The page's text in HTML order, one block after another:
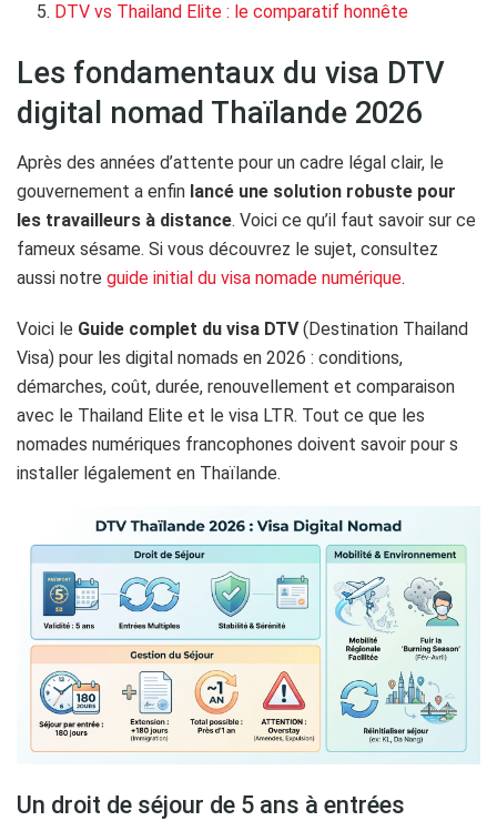
DTV vs Thailand Elite : le comparatif honnête
Les fondamentaux du visa DTV
digital nomad Thaïlande 2026
Après des années d’attente pour un cadre légal clair, le
gouvernement a enfin lancé une solution robuste pour
les travailleurs à distance. Voici ce qu’il faut savoir sur ce
fameux sésame. Si vous découvrez le sujet, consultez
aussi notre guide initial du visa nomade numérique.
Voici le Guide complet du visa DTV(Destination Thailand
Visa) pour les digital nomads en 2026 : conditions,
démarches, coût, durée, renouvellement et comparaison
avec le Thailand Elite et le visa LTR. Tout ce que les
nomades numériques francophones doivent savoir pour s
installer légalement en Thaïlande.
Un droit de séjour de 5 ans à entrées